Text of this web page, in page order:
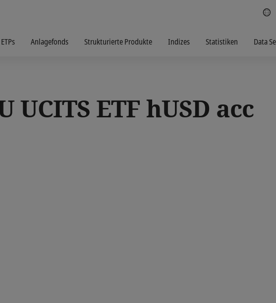
ETPs Anlagefonds Strukturierte Produkte Indizes Statistiken Data
UCITS ETF hUSD acc